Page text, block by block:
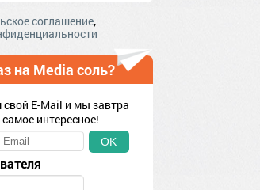
соглашение,
на Media соль?
E-Mail и мы завтра
интересное!
OK